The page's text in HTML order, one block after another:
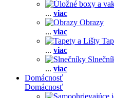
... viac
Obrazy
... viac
... viac
... viac
Domácnosť
Domácnosť